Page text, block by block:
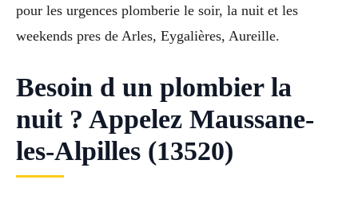
pour les urgences plomberie le soir, la nuit et les
weekends pres de Arles, Eygalières, Aureille.
Besoin d un plombier la
nuit ? Appelez Maussane-
les-Alpilles (13520)